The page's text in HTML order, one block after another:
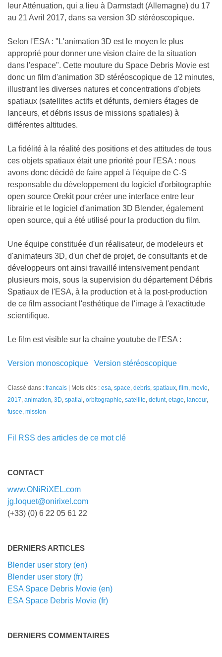
leur Atténuation, qui a lieu à Darmstadt (Allemagne) du 17
au 21 Avril 2017, dans sa version 3D stéréoscopique.
Selon l'ESA : "L'animation 3D est le moyen le plus
approprié pour donner une vision claire de la situation
dans l'espace". Cette mouture du Space Debris Movie est
donc un film d'animation 3D stéréoscopique de 12 minutes,
illustrant les diverses natures et concentrations d'objets
spatiaux (satellites actifs et défunts, derniers étages de
lanceurs, et débris issus de missions spatiales) à
différentes altitudes.
La fidélité à la réalité des positions et des attitudes de tous
ces objets spatiaux était une priorité pour l'ESA : nous
avons donc décidé de faire appel à l'équipe de C-S
responsable du développement du logiciel d'orbitographie
open source Orekit pour créer une interface entre leur
librairie et le logiciel d'animation 3D Blender, également
open source, qui a été utilisé pour la production du film.
Une équipe constituée d'un réalisateur, de modeleurs et
d'animateurs 3D, d'un chef de projet, de consultants et de
développeurs ont ainsi travaillé intensivement pendant
plusieurs mois, sous la supervision du département Débris
Spatiaux de l'ESA, à la production et à la post-production
de ce film associant l'esthétique de l'image à l'exactitude
scientifique.
Le film est visible sur la chaine youtube de l'ESA :
Version monoscopique Version stéréoscopique
Classé dans : francais Mots clés : esa space debris spatiaux film movie
2017 animation 3D spatial orbitographie satellite defunt etage lanceur,
fusee mission
Fil RSS des articles de ce mot clé
CONTACT
www.ONiRiXEL.com
jg.loquet@onirixel.com
(+33) (0) 6 22 05 61 22
DERNIERS ARTICLES
Blender user story (en)
Blender user story (fr)
ESA Space Debris Movie (en)
ESA Space Debris Movie (fr)
DERNIERS COMMENTAIRES